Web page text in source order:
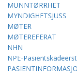
MUNNTØRRHET
MYNDIGHETSJUSS
MØTER
MØTEREFERAT
NHN
NPE-